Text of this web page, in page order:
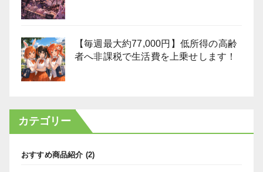
【毎週最大約77,000円】低所得の高齢
者へ非課税で生活費を上乗せします！
カテゴリー
おすすめ商品紹介 (2)